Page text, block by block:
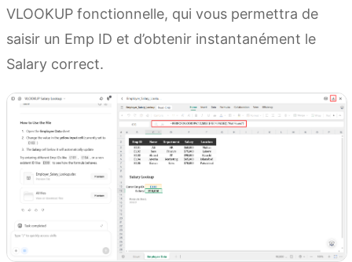
VLOOKUP fonctionnelle, qui vous permettra de
saisir un Emp ID et d’obtenir instantanément le
Salary correct.